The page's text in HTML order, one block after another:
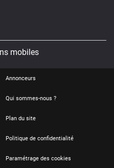
mobiles
Annonceurs
Qui sommes-nous ?
Plan du site
Politique de confidentialité
Paramétrage des cookies